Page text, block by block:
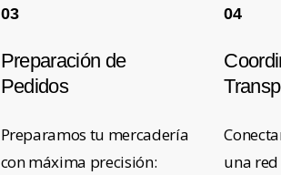
03
Preparación de
Pedidos
Preparamos tu mercadería
con máxima precisión:
04
una